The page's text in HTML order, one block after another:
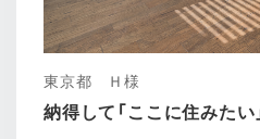
東京都 Ｈ様
納得して「ここに住みたい